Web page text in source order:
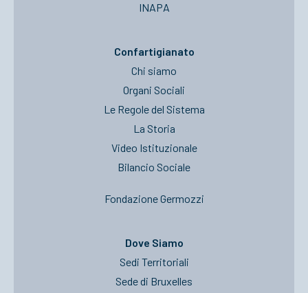
INAPA
Confartigianato
Chi siamo
Organi Sociali
Le Regole del Sistema
La Storia
Video Istituzionale
Bilancio Sociale
Fondazione Germozzi
Dove Siamo
Sedi Territoriali
Sede di Bruxelles